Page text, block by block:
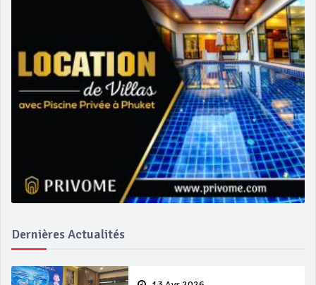
Dernières Actualités